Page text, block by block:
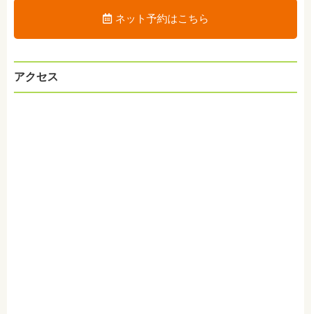
ネット予約はこちら
アクセス